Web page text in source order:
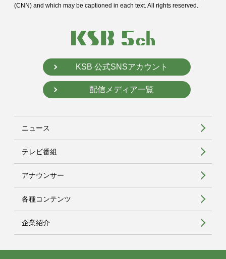
(CNN) and which may be captioned in each text. All rights reserved.
KSB 公式SNSアカウント
配信メディア一覧
ニュース
テレビ番組
アナウンサー
各種コンテンツ
企業紹介